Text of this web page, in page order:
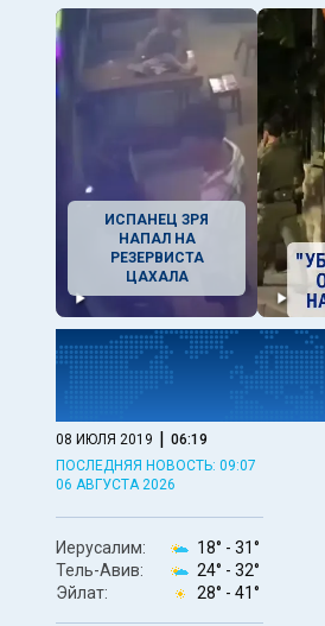
ИСПАНЕЦ ЗРЯ
НАПАЛ НА
РЕЗЕРВИСТА
ЦАХАЛА
08 ИЮЛЯ 2019 | 06:19
ПОСЛЕДНЯЯ НОВОСТЬ: 09:07
06 АВГУСТА 2026
Иерусалим: 18° - 31°
Тель-Авив:
24° - 32°
Эйлат:
28° - 41°